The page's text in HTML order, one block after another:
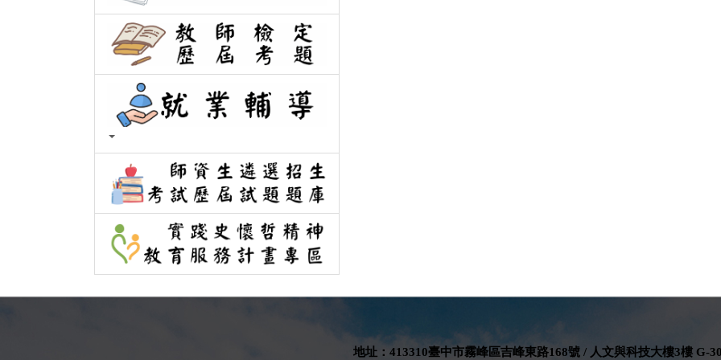
地址：413310臺中市霧峰區吉峰東路168號 / 人文與科技大樓3樓 G-